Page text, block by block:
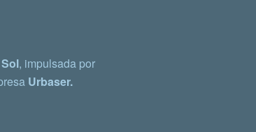
, impulsada por
Urbaser.